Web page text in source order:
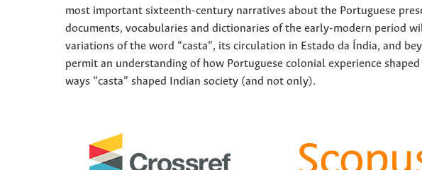
most important sixteenth-century narratives about the Portuguese
documents, vocabularies and dictionaries of the early-modern period
variations of the word “casta”, its circulation in Estado da Índia, and
permit an understanding of how Portuguese colonial experience
ways “casta” shaped Indian society (and not only).